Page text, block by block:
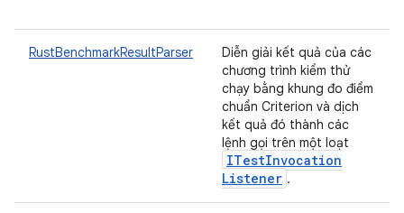
RustBenchmarkResultParser
Diễn giải kết quả của các
chương trình kiểm thử
chạy bằng khung đo điểm
chuẩn Criterion và dịch
kết quả đó thành các
lệnh gọi trên một loạt
ITestInvocation
Listener .